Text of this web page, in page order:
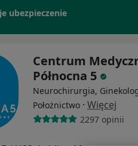
ubezpieczenie
Centrum
Północna 5
Neurochirurgia,
Położnictwo · Więcej
2297 opinii